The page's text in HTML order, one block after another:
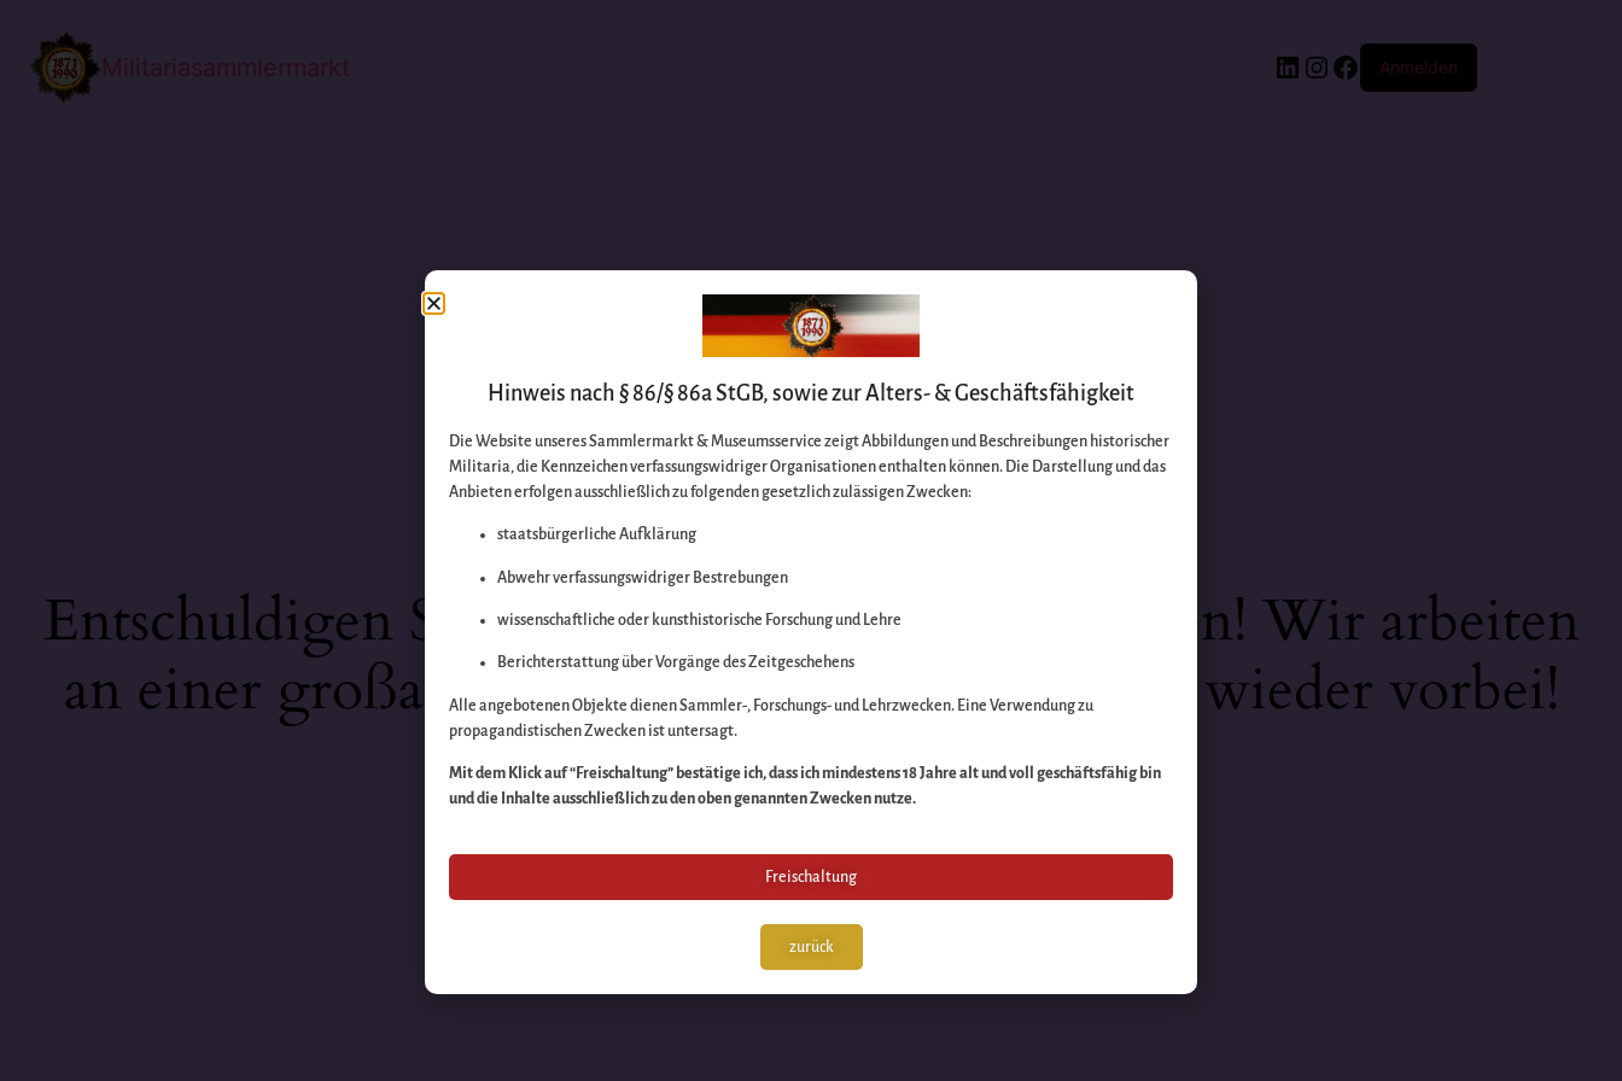
Militariasammlermarkt Anmelden
Entschuldigen Sie bitte die Unannehmlichkeiten! Wir arbeiten
an einer großartigen Sache – schauen Sie bald wieder vorbei!
Hinweis nach § 86/§ 86a StGB, sowie zur Alters- & Geschäftsfähigkeit
Die Website unseres Sammlermarkt & Museumsservice zeigt Abbildungen und Beschreibungen historischer
Militaria, die Kennzeichen verfassungswidriger Organisationen enthalten können. Die Darstellung und das
Anbieten erfolgen ausschließlich zu folgenden gesetzlich zulässigen Zwecken:
staatsbürgerliche Aufklärung
Abwehr verfassungswidriger Bestrebungen
wissenschaftliche oder kunsthistorische Forschung und Lehre
Berichterstattung über Vorgänge des Zeitgeschehens
Alle angebotenen Objekte dienen Sammler-, Forschungs- und Lehrzwecken. Eine Verwendung zu
propagandistischen Zwecken ist untersagt.
Mit dem Klick auf “Freischaltung” bestätige ich, dass ich mindestens 18 Jahre alt und voll geschäftsfähig bin
und die Inhalte ausschließlich zu den oben genannten Zwecken nutze.
Freischaltung
zurück